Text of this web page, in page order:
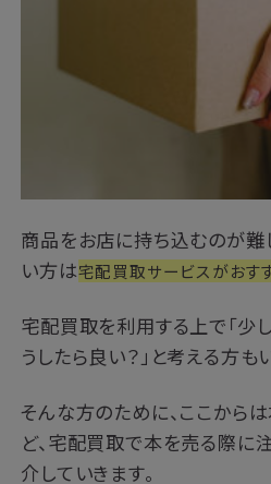
商品をお店に持ち込むのが難
い方は宅配買取サービスがおす
宅配買取を利用する上で「少
うしたら良い？」と考える方も
そんな方のために、ここからは
ど、宅配買取で本を売る際に
介していきます。